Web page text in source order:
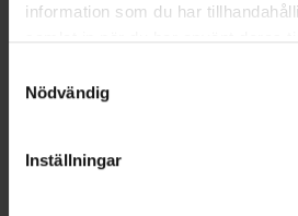
information som du har
samlat in när du har använt deras
Nödvändig
Inställningar